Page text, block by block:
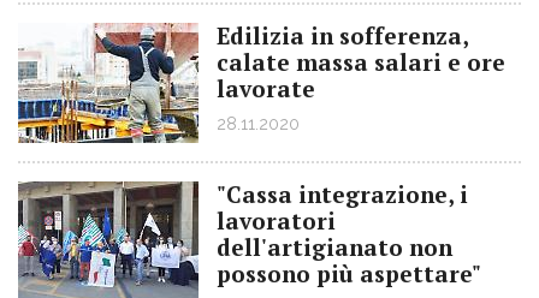
Edilizia in sofferenza,
calate massa salari e ore
lavorate
28.11.2020
"Cassa integrazione, i
lavoratori
dell'artigianato non
possono più aspettare"